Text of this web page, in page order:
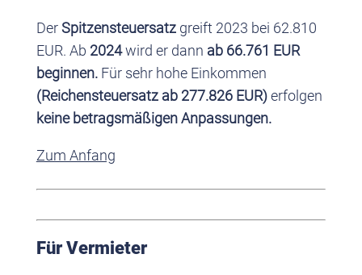
Der Spitzensteuersatzgreift 2023 bei 62.810
EUR. Ab 2024wird er dann ab 66.761 EUR
beginnen.Für sehr hohe Einkommen
(Reichensteuersatz ab 277.826 EUR)erfolgen
keine betragsmäßigen Anpassungen.
Zum Anfang
Für Vermieter